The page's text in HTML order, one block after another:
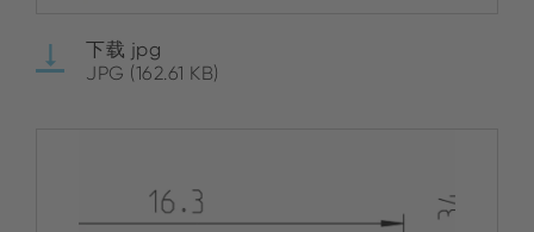
下载 jpg
JPG (162.61 KB)